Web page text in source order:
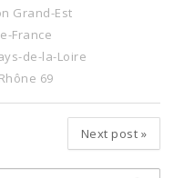
Grand-Est
France
de-la-Loire
Rhône 69
Next post »